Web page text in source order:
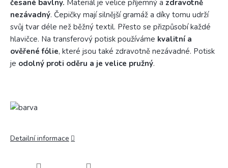
česané bavlny. Materiál je velice příjemný a zdravotně
nezávadný. Čepičky mají silnější gramáž a díky tomu udrží
svůj tvar déle než běžný textil. Přesto se přizpůsobí každé
hlavičce. Na transferový potisk používáme kvalitní a
ověřené fólie, které jsou také zdravotně nezávadné. Potisk
je odolný proti oděru a je velice pružný.
Detailní informace